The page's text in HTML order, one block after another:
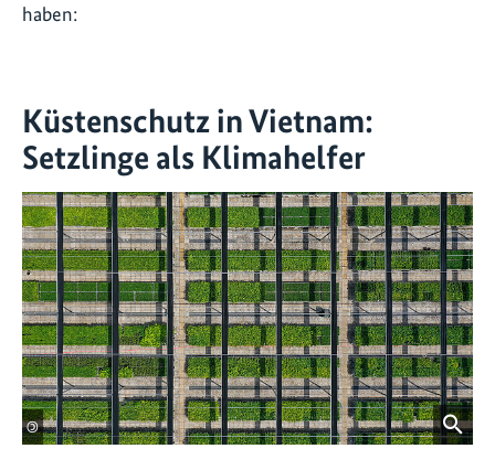
haben:
Küstenschutz in Vietnam:
Setzlinge als Klimahelfer
©